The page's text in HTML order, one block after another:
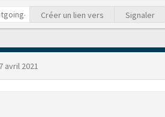
Créer un lien vers Signaler
7 avril 2021